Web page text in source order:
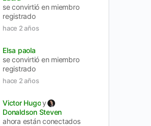
se convirtió en miembro
registrado
hace 2 años
Elsa paola
se convirtió en miembro
registrado
hace 2 años
Victor Hugoy
Donaldson Steven
ahora están conectados